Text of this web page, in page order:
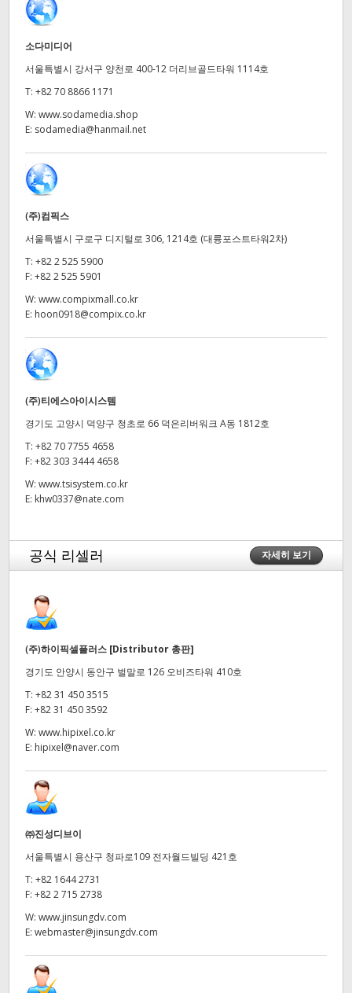
Poland
Portugal
Singapore
Sweden
Chinese Taipei
Turkey
UAE
소다미디어
서울특별시 강서구 양천로 400-12 더리브골드타워 1114호
T: +82 70 8866 1171
W: www.sodamedia.shop
E: sodamedia@hanmail.net
(주)컴픽스
서울특별시 구로구 디지털로 306, 1214호 (대륭포스트타워2차)
T: +82 2 525 5900
F: +82 2 525 5901
W: www.compixmall.co.kr
E: hoon0918@compix.co.kr
(주)티에스아이시스템
경기도 고양시 덕양구 청초로 66 덕은리버워크 A동 1812호
T: +82 70 7755 4658
F: +82 303 3444 4658
W: www.tsisystem.co.kr
E: khw0337@nate.com
공식 리셀러 자세히 보기
(주)하이픽셀플러스 [Distributor 총판]
경기도 안양시 동안구 벌말로 126 오비즈타워 410호
T: +82 31 450 3515
F: +82 31 450 3592
W: www.hipixel.co.kr
E: hipixel@naver.com
㈜진성디브이
서울특별시 용산구 청파로109 전자월드빌딩 421호
T: +82 1644 2731
F: +82 2 715 2738
W: www.jinsungdv.com
E: webmaster@jinsungdv.com